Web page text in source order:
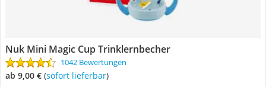
Nuk Mini Magic Cup Trinklernbecher
1042 Bewertungen
ab 9,00 € ( Sofort lieferbar)